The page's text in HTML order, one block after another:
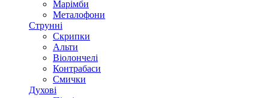
Марімби
Металофони
Струнні
Скрипки
Альти
Віолончелі
Контрабаси
Смички
Духові